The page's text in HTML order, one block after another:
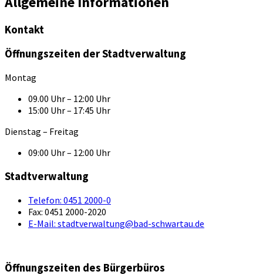
Kontakt
Öffnungszeiten der Stadtverwaltung
Montag
09.00 Uhr – 12:00 Uhr
15:00 Uhr – 17:45 Uhr
Dienstag – Freitag
09:00 Uhr – 12:00 Uhr
Stadtverwaltung
Telefon: 0451 2000-0
Fax: 0451 2000-2020
E-Mail: stadtverwaltung@bad-schwartau.de
Öffnungszeiten des Bürgerbüros